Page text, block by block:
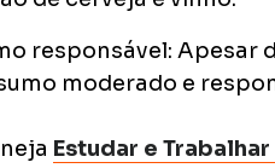
responsável: Apesar
moderado e
Estudar e